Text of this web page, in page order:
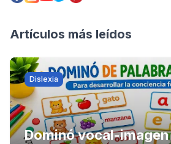
Artículos más leídos
Dislexia
Dominó vocal-